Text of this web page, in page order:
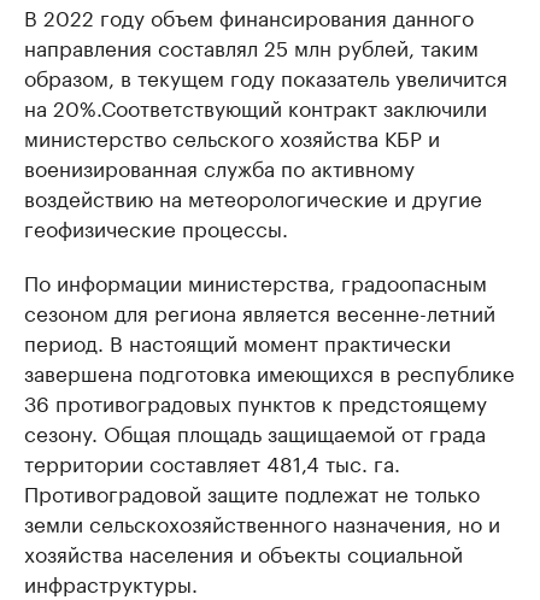
В 2022 году объем финансирования данного
направления составлял 25 млн рублей, таким
образом, в текущем году показатель увеличится
на 20%.Соответствующий контракт заключили
министерство сельского хозяйства КБР и
военизированная служба по активному
воздействию на метеорологические и другие
геофизические процессы.
По информации министерства, градоопасным
сезоном для региона является весенне-летний
период. В настоящий момент практически
завершена подготовка имеющихся в республике
36 противоградовых пунктов к предстоящему
сезону. Общая площадь защищаемой от града
территории составляет 481,4 тыс. га.
Противоградовой защите подлежат не только
земли сельскохозяйственного назначения, но и
хозяйства населения и объекты социальной
инфраструктуры.